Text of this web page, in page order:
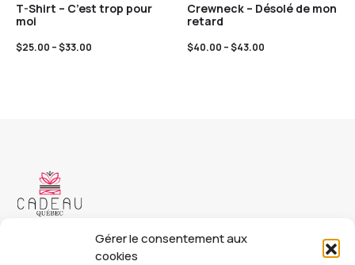
Gérer le consentement aux
cookies
T-Shirt – C’est trop pour
moi
$25.00 –$33.00
Crewneck – Désolé de mon
retard
$40.00 –$43.00
Copyright © 2023 Cadeau Québec. Tous droits réservés.